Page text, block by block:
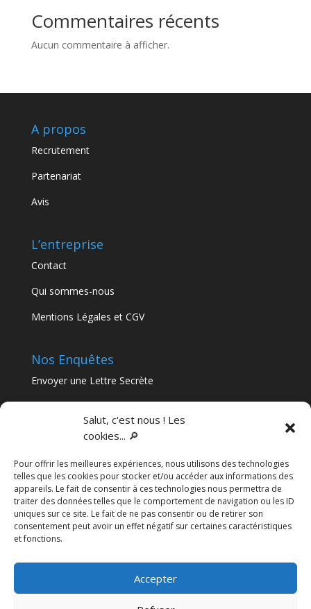
Salut, c'est nous ! Les
cookies... 🔎
Pour offrir les meilleures expériences, nous utilisons des technologies
telles que les cookies pour stocker et/ou accéder aux informations des
appareils. Le fait de consentir à ces technologies nous permettra de
traiter des données telles que le comportement de navigation ou les ID
uniques sur ce site. Le fait de ne pas consentir ou de retirer son
consentement peut avoir un effet négatif sur certaines caractéristiques
et fonctions.
Accepter
Commentaires récents
Aucun commentaire à afficher.
A propos
Recrutement
Partenariat
Avis
L’entreprise
Contact
Qui sommes-nous
Mentions Légales et CGV
Nos Enquêtes
Envoyer une Lettre Secrète
Séminaire immersif en Nouvelle-Aquitaine : le guide
complet pour sortir de l’ordinaire
Team-building à Bordeaux : pourquoi une enquête
immersive vaut mieux qu’un escape game
Une enquête à votre mariage !
Chasses aux trésors gratuites